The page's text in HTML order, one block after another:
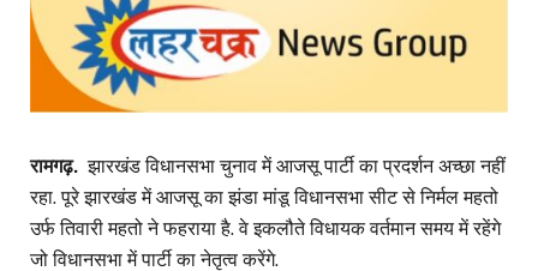
रामगढ़. झारखंड विधानसभा चुनाव में आजसू पार्टी का प्रदर्शन अच्छा नहीं
रहा. पूरे झारखंड में आजसू का झंडा मांडू विधानसभा सीट से निर्मल महतो
उर्फ तिवारी महतो ने फहराया है. वे इकलौते विधायक वर्तमान समय में रहेंगे
जो विधानसभा में पार्टी का नेतृत्व करेंगे.